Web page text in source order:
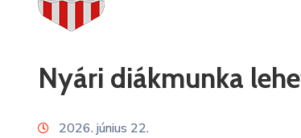
Nyári diákmunka
2026. június 22.